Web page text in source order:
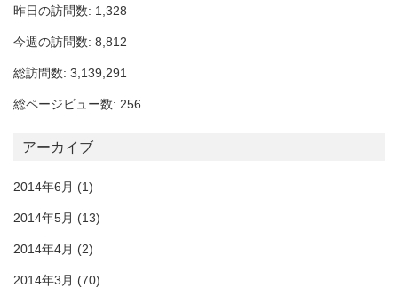
昨日の訪問数: 1,328
今週の訪問数: 8,812
総訪問数: 3,139,291
総ページビュー数: 256
アーカイブ
2014年6月 (1)
2014年5月 (13)
2014年4月 (2)
2014年3月 (70)